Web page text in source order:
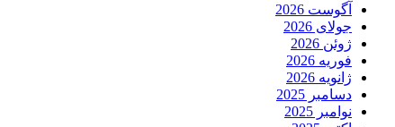
آگوست 2026
جولای 2026
ژوئن 2026
فوریه 2026
ژانویه 2026
دسامبر 2025
نوامبر 2025